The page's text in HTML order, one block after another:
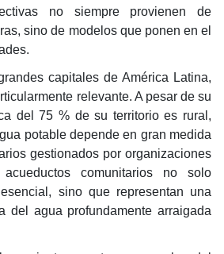
no siempre provienen de
sino de modelos que ponen en el
capitales de América Latina,
relevante. A pesar de su
del 75 % de su territorio es rural,
potable depende en gran medida
gestionados por organizaciones
comunitarios no solo
sino que representan una
del agua profundamente arraigada